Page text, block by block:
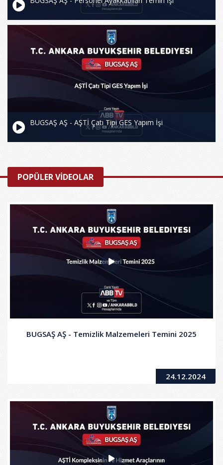
BUGSAŞ AŞ - AŞTİ Çatı Tipi GES Yapım İşi
POPÜLER VİDEOLAR
BUGSAŞ AŞ - Temizlik Malzemeleri Temini 2025
24.12.2024